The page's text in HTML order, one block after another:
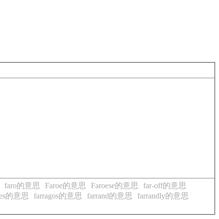
faro的意思 Faroe的意思 Faroese的意思
far-off的意思
的意思 farragos的意思 farrand的意思
farrandly的意思